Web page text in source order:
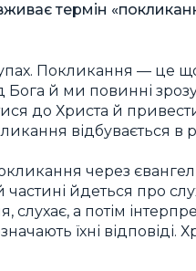
термін
Покликання — це
Бога й ми повинні
до Христа й
відбувається в
через
йдеться про
а потім
їхні відповіді.